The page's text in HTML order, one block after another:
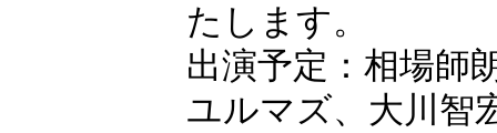
講演の先行申込を
たします。
出演予定：相場師